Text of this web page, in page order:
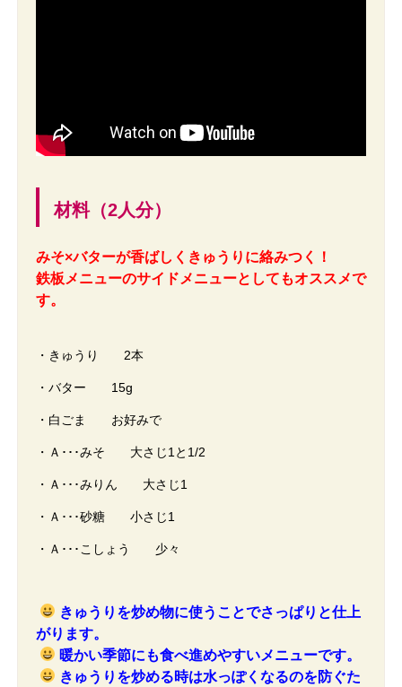
材料（2人分）
みそ×バターが香ばしくきゅうりに絡みつく！
鉄板メニューのサイドメニューとしてもオススメで
す。
・きゅうり 2本
・バター 15g
・白ごま お好みで
・Ａ･･･みそ 大さじ1と1/2
・Ａ･･･みりん 大さじ1
・Ａ･･･砂糖 小さじ1
・Ａ･･･こしょう 少々
きゅうりを炒め物に使うことでさっぱりと仕上
がります。
暖かい季節にも食べ進めやすいメニューです。
きゅうりを炒める時は水っぽくなるのを防ぐた